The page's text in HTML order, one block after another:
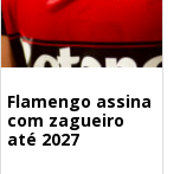
Flamengo assina
com zagueiro
até 2027